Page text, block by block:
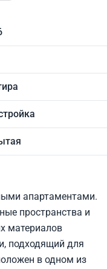
апартаментами.
пространства и
материалов
подходящий для
в одном из